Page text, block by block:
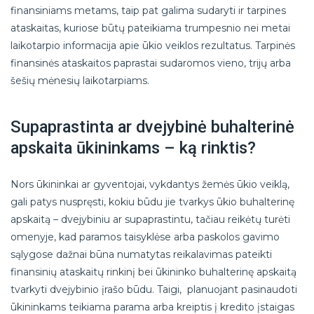
finansiniams metams, taip pat galima sudaryti ir tarpines
ataskaitas, kuriose būtų pateikiama trumpesnio nei metai
laikotarpio informacija apie ūkio veiklos rezultatus. Tarpinės
finansinės ataskaitos paprastai sudaromos vieno, trijų arba
šešių mėnesių laikotarpiams.
Supaprastinta ar dvejybinė buhalterinė
apskaita ūkininkams – ką rinktis?
Nors ūkininkai ar gyventojai, vykdantys žemės ūkio veiklą,
gali patys nuspręsti, kokiu būdu jie tvarkys ūkio buhalterinę
apskaitą – dvejybiniu ar supaprastintu, tačiau reikėtų turėti
omenyje, kad paramos taisyklėse arba paskolos gavimo
sąlygose dažnai būna numatytas reikalavimas pateikti
finansinių ataskaitų rinkinį bei ūkininko buhalterinę apskaitą
tvarkyti dvejybinio įrašo būdu. Taigi, planuojant pasinaudoti
ūkininkams teikiama parama arba kreiptis į kredito įstaigas